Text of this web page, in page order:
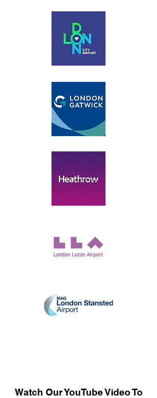
Watch Our YouTube Video To